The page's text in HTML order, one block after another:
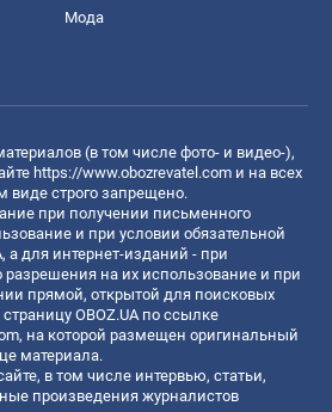
Мода
(в том числе фото- и видео-),
https://www.obozrevatel.com и на всех
виде строго запрещено.
при получении письменного
и при условии обязательной
а для интернет-изданий - при
на их использование и при
прямой, открытой для поисковых
OBOZ.UA по ссылке
, на которой размещен оригинальный
материала.
в том числе интервью, статьи,
произведения журналистов